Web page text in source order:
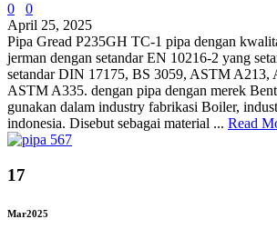
0
0
April 25, 2025
Pipa Gread P235GH TC-1 pipa dengan
jerman dengan setandar EN 10216-2 yang
setandar DIN 17175, BS 3059, ASTM A213,
ASTM A335. dengan pipa dengan merek
gunakan dalam industry fabrikasi Boiler,
indonesia. Disebut sebagai material ... Read
17
Mar2025